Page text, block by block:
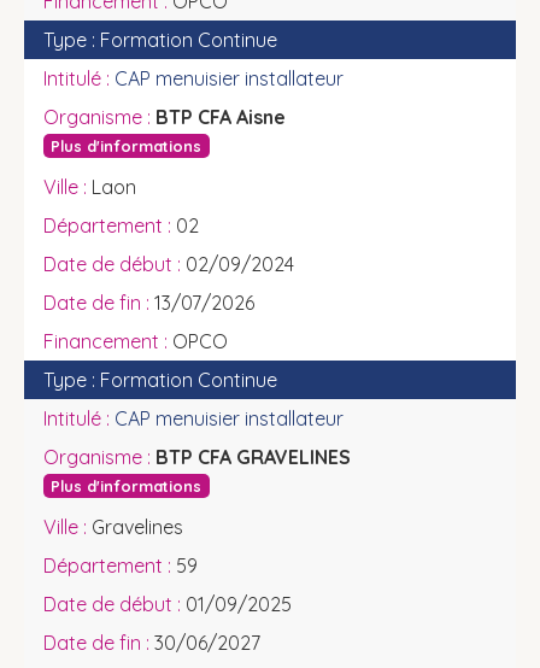
Formation Continue
CAP menuisier installateur
BTP CFA Aisne
Plus d'informations
Laon
02
02/09/2024
13/07/2026
OPCO
Formation Continue
CAP menuisier installateur
BTP CFA GRAVELINES
Plus d'informations
Gravelines
59
01/09/2025
30/06/2027